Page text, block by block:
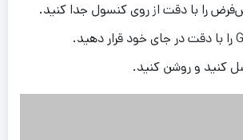
را با دقت از روی کنسول جدا کنید.
کنید و روشن کنید.